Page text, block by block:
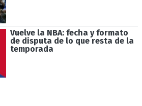
Vuelve la NBA: fecha y formato
de disputa de lo que resta de la
temporada